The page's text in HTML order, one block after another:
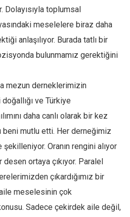
toplumsal
meselelere biraz daha
anlaşılıyor. Burada tatlı bir
bulunmamız gerektiğini
mezun derneklerimizin
ve Türkiye
daha canlı olarak bir kez
beni mutlu etti. Her derneğimiz
Oranın rengini alıyor
ortaya çıkıyor. Paralel
çıkardığımız bir
meselesinin çok
Sadece çekirdek aile değil,